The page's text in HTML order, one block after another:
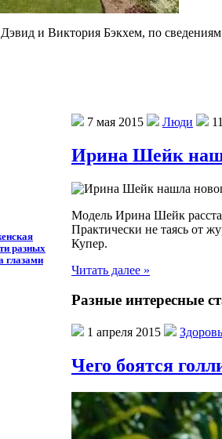
и Виктория Бэкхем, по
разных
глазами
7 мая 2015 Люди
Ирина Шейк
Модель Ирина Шейк
Практически не таясь от
Купер.
Читать далее »
Разные интересные
1 апреля 2015
Чего боятся